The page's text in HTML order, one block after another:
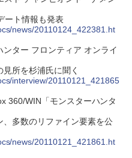
ート情報も発表
news/20110124_422381.ht
ンター フロンティア オンライ
所を杉浦氏に聞く
interview/20110121_421865
360/WIN「モンスターハンタ
多数のリファイン要素を公
news/20110121_421861.ht